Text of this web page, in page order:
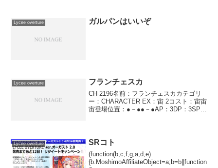
す西瓜割り除去っても仕方ないと思える
キャラを除外...
Lycee overture ガルパンはいいぞ
Lycee overture フランチェスカ
CH-2196名前：フランチェスカカテゴリ
ー：CHARACTER EX：宙 2コスト：宙宙
宙登場位置：●－●●－●AP：3DP：3SP：
Lycee overture SRコト
(function(b,c,f,g,a,d,e)
{b.MoshimoAffiliateObject=a;b=b||function